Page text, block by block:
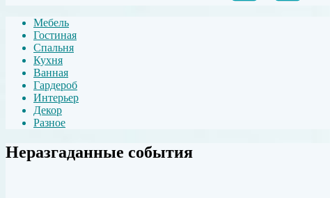
Мебель
Гостиная
Спальня
Кухня
Ванная
Гардероб
Интерьер
Декор
Разное
Неразгаданные события